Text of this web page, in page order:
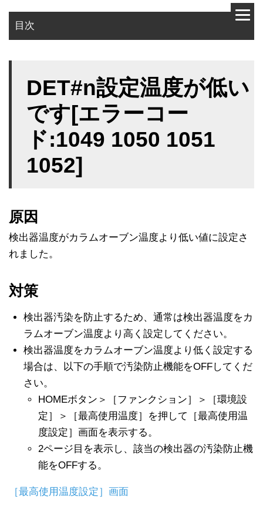
目次
対策
DET#n設定温度が低い
です[エラーコー
ド:1049 1050 1051
1052]
原因
検出器温度がカラムオーブン温度より低い値に設定さ
れました。
対策
検出器汚染を防止するため、通常は検出器温度をカ
ラムオーブン温度より高く設定してください。
検出器温度をカラムオーブン温度より低く設定する
場合は、以下の手順で汚染防止機能をOFFしてくだ
さい。
HOMEボタン＞［ファンクション］＞［環境設
定］＞［最高使用温度］を押して［最高使用温
度設定］画面を表示する。
2ページ目を表示し、該当の検出器の汚染防止機
能をOFFする。
［最高使用温度設定］画面